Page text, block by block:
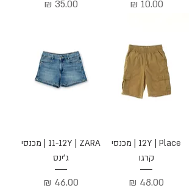
מחיר מחיר
12Y | Place | מכנסי
קרגו
מחיר
11-12Y | ZARA | מכנסי
ג'ינס
מחיר